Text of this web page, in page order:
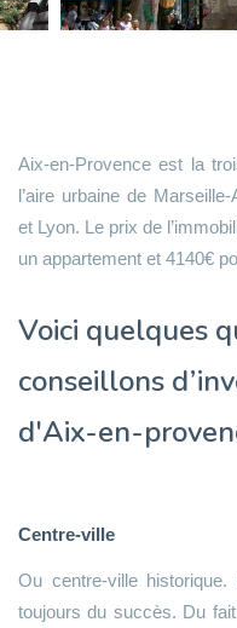
Aix-en-Provence est la
l’aire urbaine de
et Lyon. Le prix de
un appartement et 4140€
Voici quelques
conseillons
d'Aix-en-
Centre-ville
Ou centre-ville
toujours du succès. Du